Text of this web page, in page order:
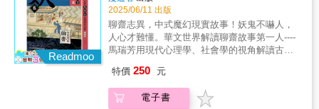
怕物議，管教前房之子，敢狠下心，送親生兒
子進監獄。〈珊瑚〉被改編成各式戲劇的聊齋
名篇，講自古以來皆有的婆媳問題，賢媳悍
媳，善惡有報。〈姊妹易嫁〉蒲松齡式的上錯
花轎嫁錯郎，有嫌貧愛富的批判，也還保有人
應有善念的好事好報。〈顏氏〉聊齋版的木蘭
考科舉！是彌天大謊，也是對居高官不能擔大
趣。3.特別收錄：蒲松齡故居收藏之《聊齋圖
說》彩圖；及出自《詳注聊齋志異圖詠》黑白
插圖。專業推薦：郝譽翔（台北教育大學語文
與創作學系教授）蔡造珉（真理大學台灣文學
系副教授）《當代大師馬瑞芳品讀聊齋志異—
神卷》夢幻神仙多奇趣，幻由人生，夢想成真
神仙夢幻是聊齋中的重要戲法，仙界意味著永
恆的生命，永世的享樂。是古人的心中的理想
《聊齋志異》。「寫鬼寫妖高人一等，刺貪刺
虐入骨三分。」這是大多數古人讀聊齋的感
想。但《聊齋》不只是經典名著，它也是幾百
年前的「黑鏡」、「戀愛實境秀」、「人性觀
察劇」，妖鬼不嚇人，人心才難懂鬼狐妖都來
了：用聊齋打開現代人的內心劇場◆做聊齋鬼
人鬼戀、報恩鬼、考試鬼，鬼場現形！◆狐狸
精不是壞女人：看見女力、慾望與愛的主導
Readmoo
2025/06/11 出版
聊齋志異，中式魔幻現實故事！妖鬼不嚇人，
人心才難懂。華文世界解讀聊齋故事第一人----
馬瑞芳用現代心理學、社會學的視角解讀古代
寄託的希望與恐懼、不能明說的苦悶與愛怨。
阿根廷大作家波赫士，日本文豪芥川龍之介，
諾貝爾文學獎得主莫言，寫紅樓夢的曹雪芹，
特價 250 元
電子書